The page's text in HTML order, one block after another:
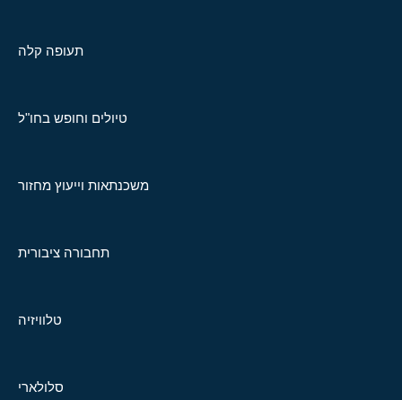
תעופה קלה
טיולים וחופש בחו"ל
משכנתאות וייעוץ מחזור
תחבורה ציבורית
טלוויזיה
סלולארי